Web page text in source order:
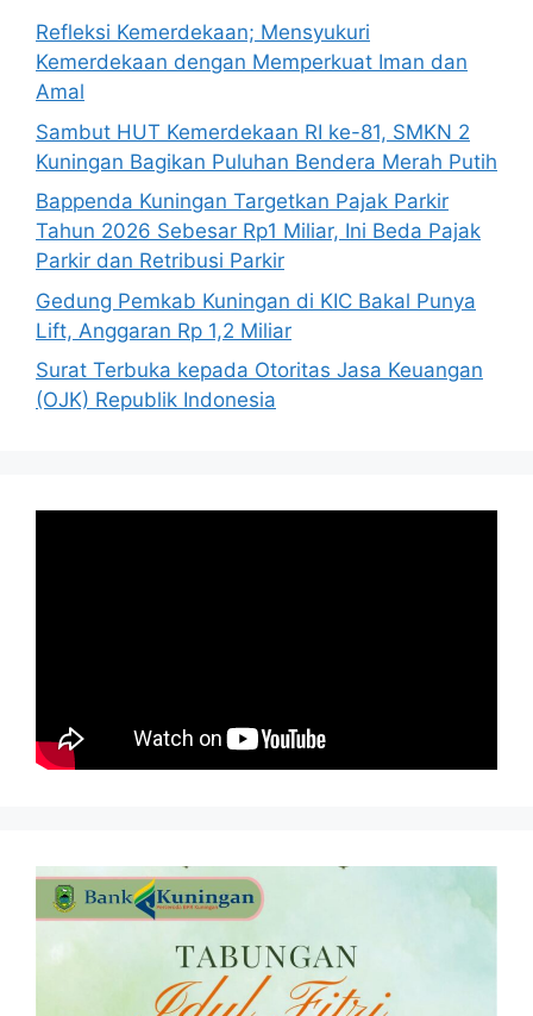
Refleksi Kemerdekaan; Mensyukuri
Kemerdekaan dengan Memperkuat Iman dan
Amal
Sambut HUT Kemerdekaan RI ke-81, SMKN 2
Kuningan Bagikan Puluhan Bendera Merah Putih
Bappenda Kuningan Targetkan Pajak Parkir
Tahun 2026 Sebesar Rp1 Miliar, Ini Beda Pajak
Parkir dan Retribusi Parkir
Gedung Pemkab Kuningan di KIC Bakal Punya
Lift, Anggaran Rp 1,2 Miliar
Surat Terbuka kepada Otoritas Jasa Keuangan
(OJK) Republik Indonesia